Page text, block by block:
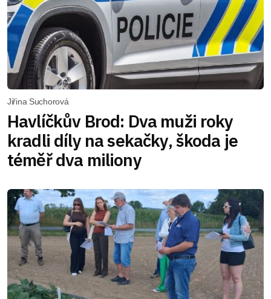
Jiřina Suchorová
Havlíčkův Brod: Dva muži roky
kradli díly na sekačky, škoda je
téměř dva miliony